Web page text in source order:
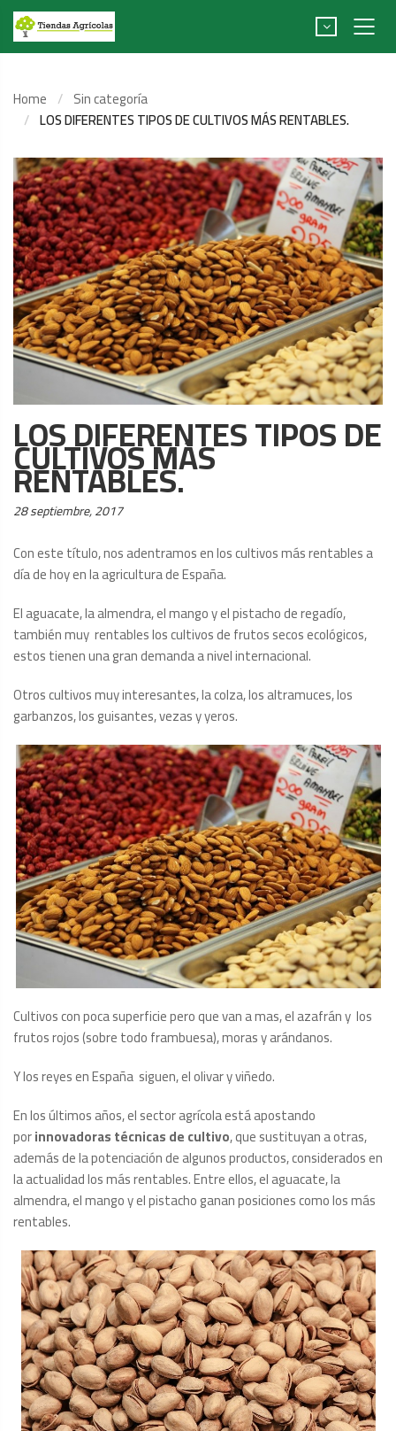
Home
Sin categoría
LOS DIFERENTES TIPOS DE CULTIVOS MÁS RENTABLES.
LOS DIFERENTES TIPOS DE
CULTIVOS MÁS
RENTABLES.
Posted
28 septiembre, 2017
Con este título, nos adentramos en los cultivos más rentables a
día de hoy en la agricultura de España.
El aguacate, la almendra, el mango y el pistacho de regadío,
también muy rentables los cultivos de frutos secos ecológicos,
estos tienen una gran demanda a nivel internacional.
Otros cultivos muy interesantes, la colza, los altramuces, los
garbanzos, los guisantes, vezas y yeros.
Cultivos con poca superficie pero que van a mas, el azafrán y los
frutos rojos (sobre todo frambuesa), moras y arándanos.
Y los reyes en España siguen, el olivar y viñedo.
En los últimos años, el sector agrícola está apostando
porinnovadoras técnicas de cultivo, que sustituyan a otras,
además de la potenciación de algunos productos, considerados en
la actualidad los más rentables. Entre ellos, el aguacate, la
almendra, el mango y el pistacho ganan posiciones como los más
rentables.